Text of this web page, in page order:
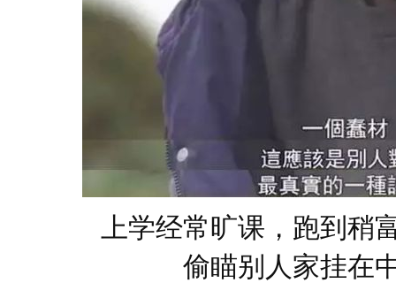
上学经常旷课，跑到稍
偷瞄别人家挂在